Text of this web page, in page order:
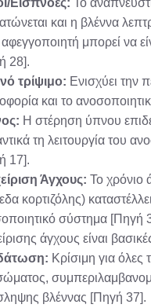
Εισπνοές: Το
και η βλέννα
μπορεί να
28].
τρίψιμο: Ενισχύει την
και το
Η στέρηση ύπνου
τη λειτουργία του
17].
Άγχους: Το χρόνιο
κορτιζόλης)
σύστημα [Πηγή
άγχους είναι
Κρίσιμη για όλες
βλέννας [Πηγή 37].